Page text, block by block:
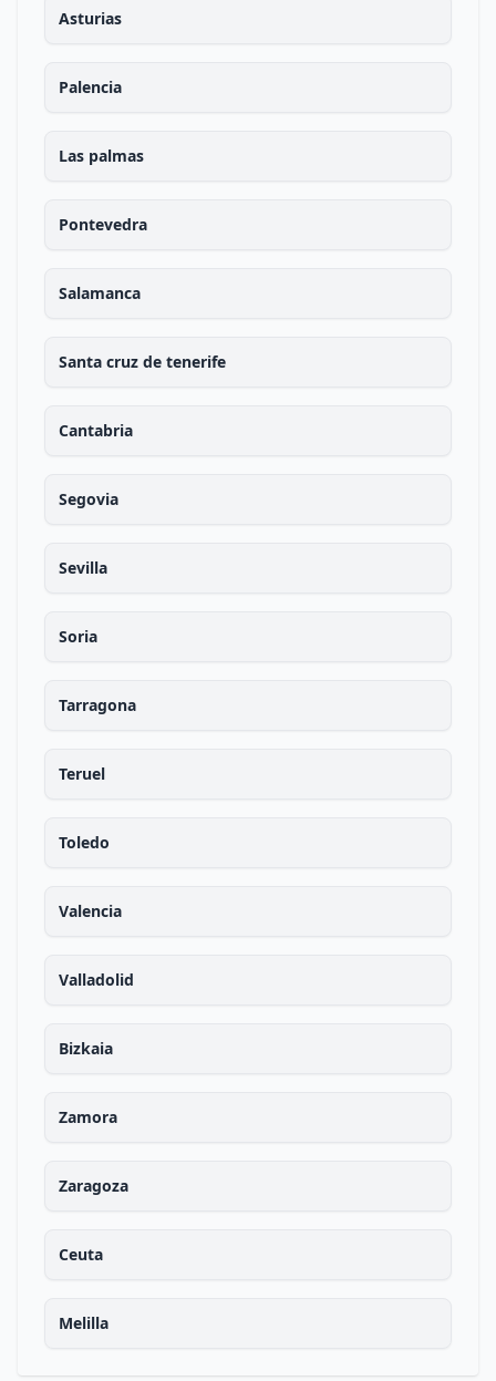
Asturias
Palencia
Las palmas
Pontevedra
Salamanca
Santa cruz de tenerife
Cantabria
Segovia
Sevilla
Soria
Tarragona
Teruel
Toledo
Valencia
Valladolid
Bizkaia
Zamora
Zaragoza
Ceuta
Melilla